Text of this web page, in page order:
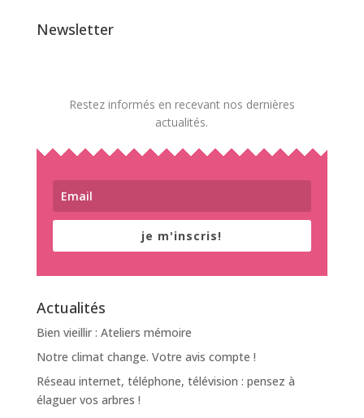
Newsletter
Restez informés en recevant nos dernières
actualités.
je m'inscris!
Actualités
Bien vieillir : Ateliers mémoire
Notre climat change. Votre avis compte !
Réseau internet, téléphone, télévision : pensez à
élaguer vos arbres !